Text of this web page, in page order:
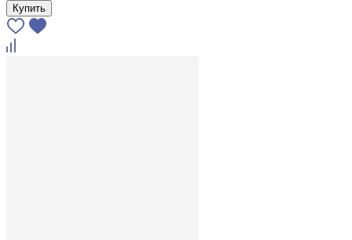
Купить